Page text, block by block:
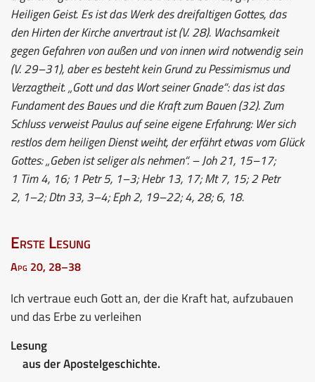
Heiligen Geist. Es ist das Werk des dreifaltigen Gottes, das
den Hirten der Kirche anvertraut ist (V. 28). Wachsamkeit
gegen Gefahren von außen und von innen wird notwendig sein
(V. 29–31), aber es besteht kein Grund zu Pessimismus und
Verzagtheit. „Gott und das Wort seiner Gnade“: das ist das
Fundament des Baues und die Kraft zum Bauen (32). Zum
Schluss verweist Paulus auf seine eigene Erfahrung: Wer sich
restlos dem heiligen Dienst weiht, der erfährt etwas vom Glück
Gottes: „Geben ist seliger als nehmen“. – Joh 21, 15–17;
1 Tim 4, 16; 1 Petr 5, 1–3; Hebr 13, 17; Mt 7, 15; 2 Petr
2, 1–2; Dtn 33, 3–4; Eph 2, 19–22; 4, 28; 6, 18.
Erste Lesung
Apg 20, 28–38
Ich vertraue euch Gott an, der die Kraft hat, aufzubauen
und das Erbe zu verleihen
Lesung
aus der Apostelgeschichte.